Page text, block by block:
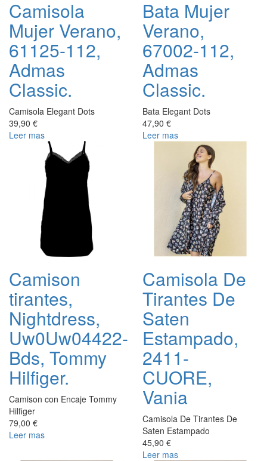
Camisola
Mujer Verano,
61125-112,
Admas
Classic.
Camisola Elegant Dots
39,90 €
Leer mas
Bata Mujer
Verano,
67002-112,
Admas
Classic.
Bata Elegant Dots
47,90 €
Leer mas
Camison
tirantes,
Nightdress,
Uw0Uw04422-
Bds, Tommy
Hilfiger.
Camison con Encaje Tommy
Hilfiger
79,00 €
Leer mas
Camisola De
Tirantes De
Saten
Estampado,
2411-
CUORE,
Vania
Camisola De Tirantes De
Saten Estampado
45,90 €
Leer mas